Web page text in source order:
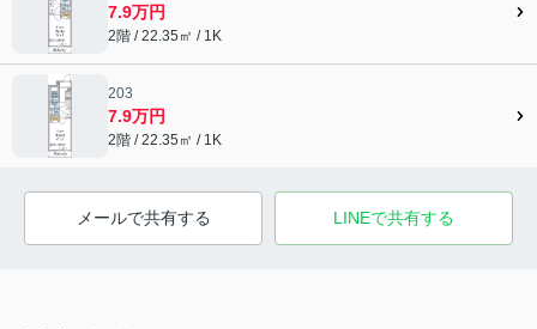
7.9万円
2階 / 22.35㎡ / 1K
203
7.9万円
2階 / 22.35㎡ / 1K
メールで共有する LINEで共有する